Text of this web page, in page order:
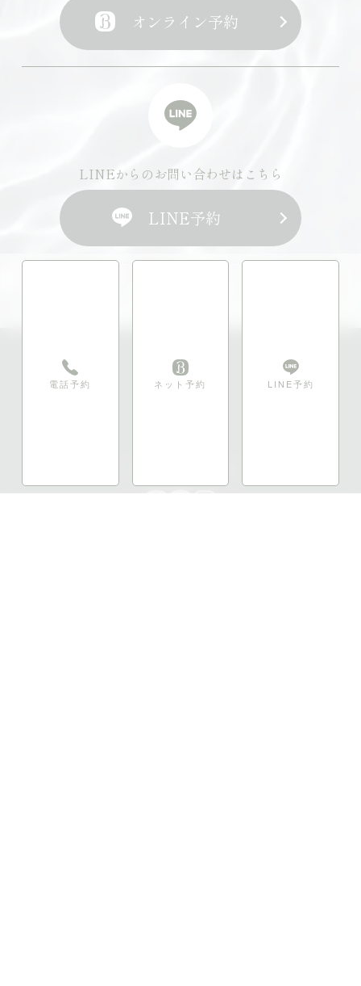
電話予約 ネット予約 LINE予約
オンライン予約
LINEからのお問い合わせはこちら
LINE予約